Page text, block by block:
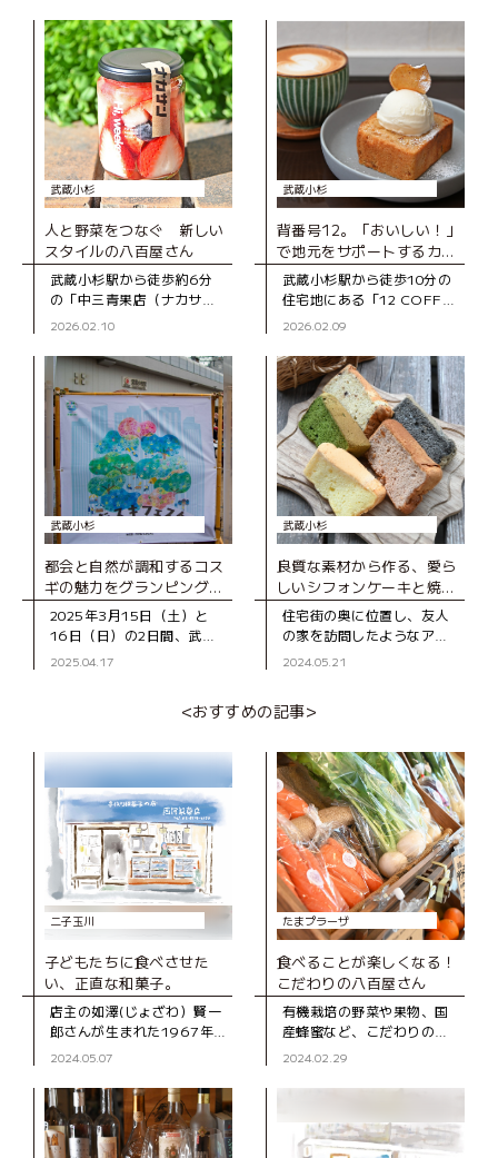
武蔵小杉
人と野菜をつなぐ 新しい
スタイルの八百屋さん
武蔵小杉駅から徒歩約6分
の「中三青果店（ナカサン
セイカテン）」は、スタイ
青果店です。創業は1968年
で、50年以上続く老舗。店
名の「中三
2026.02.10
武蔵小杉
背番号12。「おいしい！」
で地元をサポートするカフ
ェ武蔵小杉駅から徒歩10分の
住宅地にある「12 COFFEE
AND BAKE（ジュウニ コー
2023年にオープンした、ご
夫婦で営むカウ
2026.02.09
武蔵小杉
都会と自然が調和するコス
ギの魅力をグランピング気
分で堪能！「街スキフェス
タ THE 武蔵小杉 with
FIND LOCAL」レポート
2025年3月15日（土）と
16日（日）の2日間、武蔵
小杉の駅前広場「こすぎコ
2025.04.17
武蔵小杉
良質な素材から作る、愛ら
しいシフォンケーキと焼き
菓子の店
住宅街の奥に位置し、友人
の家を訪問したようなアッ
トホームなお店「ベアベ
との出合いは、まだシフォ
2024.05.21
<おすすめの記事>
二子玉川
子どもたちに食べさせた
い、正直な和菓子。
店主の如澤(じょざわ）賢一
郎さんが生まれた1967年
に、二子玉川商店街に移転
店』。「いい材料を使え
ば、いい和菓子ができる」
という齢90を過
2024.05.07
たまプラーザ
食べることが楽しくなる！
こだわりの八百屋さん
有機栽培の野菜や果物、国
産蜂蜜など、こだわりの食
材に出合える店「三井ナチ
ラーザ テラスで行われてい
毎週土・日
2024.02.29